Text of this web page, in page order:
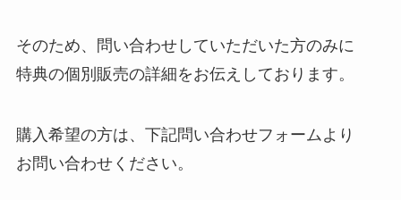
そのため、問い合わせしていただいた方のみに
特典の個別販売の詳細をお伝えしております。
購入希望の方は、下記問い合わせフォームより
お問い合わせください。